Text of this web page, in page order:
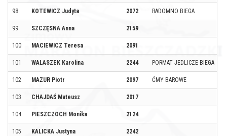
98 KOTEWICZ Judyta 2072 RADOMNO BIEGA
99 SZCZĘSNA Anna 2159
100 MACIEWICZ Teresa 2091
101 WALASZEK Karolina 2244 PORMAT JEDLICZE BIEGA
102 MAZUR Piotr 2097 ĆMY BAROWE
103 CHAJDAŚ Mateusz 2017
104 PIESZCZOCH Monika 2124
105 KALICKA Justyna 2242